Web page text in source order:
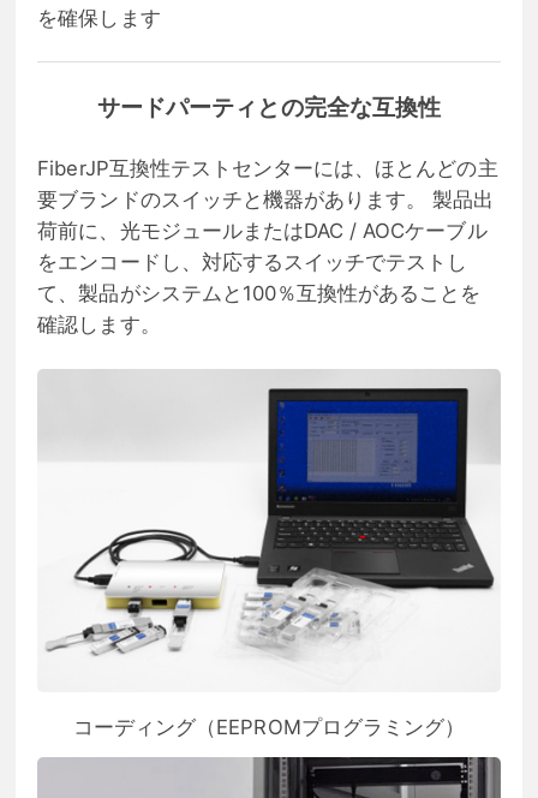
を確保します
サードパーティとの完全な互換性
FiberJP互換性テストセンターには、ほとんどの主
要ブランドのスイッチと機器があります。 製品出
荷前に、光モジュールまたはDAC / AOCケーブル
をエンコードし、対応するスイッチでテストし
て、製品がシステムと100％互換性があることを
確認します。
コーディング（EEPROMプログラミング）